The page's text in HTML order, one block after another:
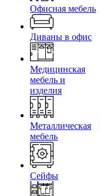
Офисная мебель
Диваны в офис
Медицинская
мебель и
изделия
Металлическая
мебель
Сейфы